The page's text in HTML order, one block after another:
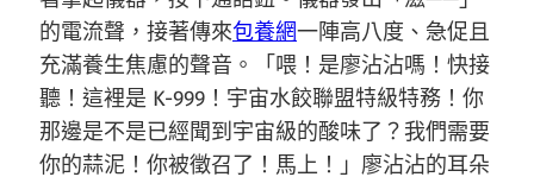
的電流聲，接著傳來包養網一陣高八度、急促且
充滿養生焦慮的聲音。「喂！是廖沾沾嗎！快接
聽！這裡是 K-999！宇宙水餃聯盟特級特務！你
那邊是不是已經聞到宇宙級的酸味了？我們需要
你的蒜泥！你被徵召了！馬上！」廖沾沾的耳朵